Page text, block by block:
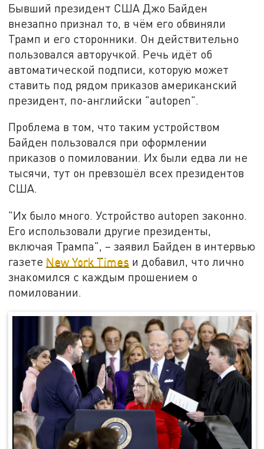
Бывший президент США Джо Байден
внезапно признал то, в чём его обвиняли
Трамп и его сторонники. Он действительно
пользовался авторучкой. Речь идёт об
автоматической подписи, которую может
ставить под рядом приказов американский
президент, по-английски "autopen".
Проблема в том, что таким устройством
Байден пользовался при оформлении
приказов о помиловании. Их были едва ли не
тысячи, тут он превзошёл всех президентов
США.
"Их было много. Устройство autopen законно.
Его использовали другие президенты,
включая Трампа", – заявил Байден в интервью
газете New York Times и добавил, что лично
знакомился с каждым прошением о
помиловании.